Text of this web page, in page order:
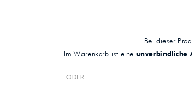
Bei dieser
Im Warenkorb ist eine unverbindliche
ODER